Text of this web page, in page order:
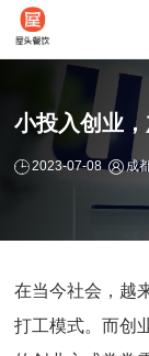
小投入创业
2023-07-08 成
在当今社会，越
打工模式。而创